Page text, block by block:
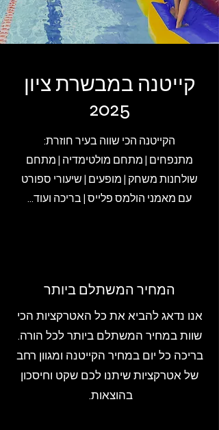
קייטנה במבשרת ציון
2025
הקייטנה הכי שווה בעיר חוזרת:
מתנפחים | מתחם מולטימדיה | מתחם
שולחנות משחק | מופעים | שיעורי ספורט
עם מאמני הולמס פלייס | בריכה ועוד...
המחיר המשתלם ביותר
אנו נדאג להביא את כל האטרקציות הכי
שוות במחיר המשתלם ביותר לכל הורה.
בריכה כל יום במחיר הקייטנה ומגוון רחב
של אטרקציות שיתנו לכם שקט וחיסכון
בהוצאות.